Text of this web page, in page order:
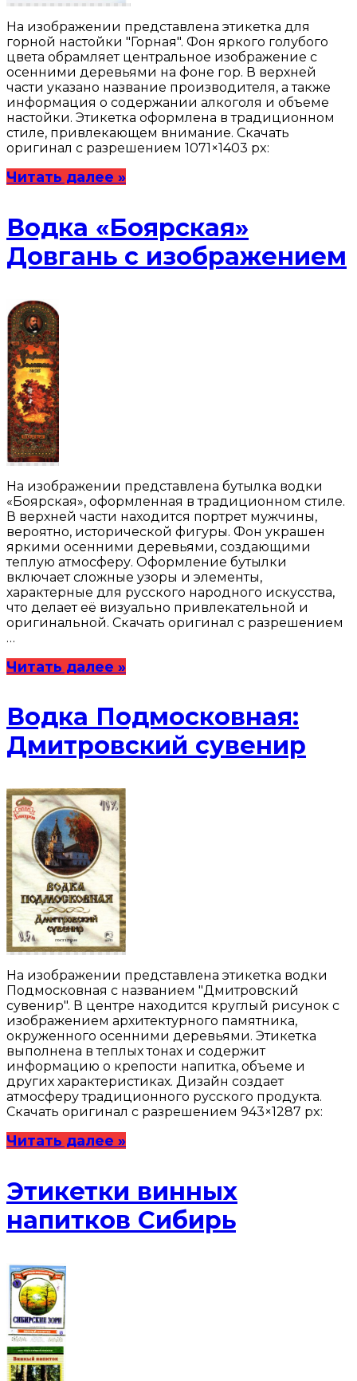
На изображении представлена этикетка для
горной настойки "Горная". Фон яркого голубого
цвета обрамляет центральное изображение с
осенними деревьями на фоне гор. В верхней
части указано название производителя, а также
информация о содержании алкоголя и объеме
настойки. Этикетка оформлена в традиционном
стиле, привлекающем внимание. Скачать
оригинал с разрешением 1071×1403 px:
Читать далее »
Водка «Боярская»
Довгань с изображением
На изображении представлена бутылка водки
«Боярская», оформленная в традиционном стиле.
В верхней части находится портрет мужчины,
вероятно, исторической фигуры. Фон украшен
яркими осенними деревьями, создающими
теплую атмосферу. Оформление бутылки
включает сложные узоры и элементы,
характерные для русского народного искусства,
что делает её визуально привлекательной и
оригинальной. Скачать оригинал с разрешением
…
Читать далее »
Водка Подмосковная:
Дмитровский сувенир
На изображении представлена этикетка водки
Подмосковная с названием "Дмитровский
сувенир". В центре находится круглый рисунок с
изображением архитектурного памятника,
окруженного осенними деревьями. Этикетка
выполнена в теплых тонах и содержит
информацию о крепости напитка, объеме и
других характеристиках. Дизайн создает
атмосферу традиционного русского продукта.
Скачать оригинал с разрешением 943×1287 px:
Читать далее »
Этикетки винных
напитков Сибирь